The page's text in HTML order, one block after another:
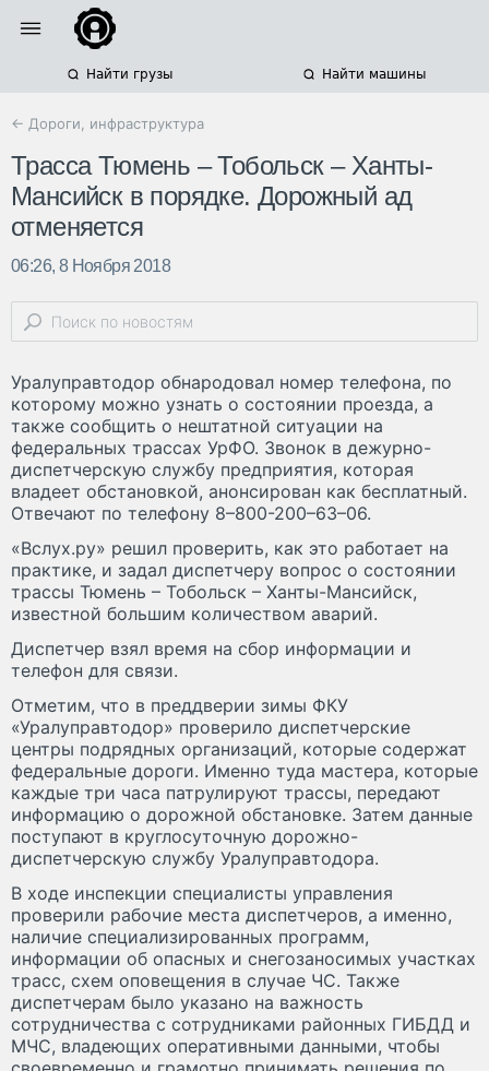
Найти грузы Найти машины
← Дороги, инфраструктура
Трасса Тюмень – Тобольск – Ханты-
Мансийск в порядке. Дорожный ад
отменяется
06:26, 8 Ноября 2018
Уралуправтодор обнародовал номер телефона, по
которому можно узнать о состоянии проезда, а
также сообщить о нештатной ситуации на
федеральных трассах УрФО. Звонок в дежурно-
диспетчерскую службу предприятия, которая
владеет обстановкой, анонсирован как бесплатный.
Отвечают по телефону 8–800-200–63–06.
«Вслух.ру» решил проверить, как это работает на
практике, и задал диспетчеру вопрос о состоянии
трассы Тюмень – Тобольск – Ханты-Мансийск,
известной большим количеством аварий.
Диспетчер взял время на сбор информации и
телефон для связи.
Отметим, что в преддверии зимы ФКУ
«Уралуправтодор» проверило диспетчерские
центры подрядных организаций, которые содержат
федеральные дороги. Именно туда мастера, которые
каждые три часа патрулируют трассы, передают
информацию о дорожной обстановке. Затем данные
поступают в круглосуточную дорожно-
диспетчерскую службу Уралуправтодора.
В ходе инспекции специалисты управления
проверили рабочие места диспетчеров, а именно,
наличие специализированных программ,
информации об опасных и снегозаносимых участках
трасс, схем оповещения в случае ЧС. Также
диспетчерам было указано на важность
сотрудничества с сотрудниками районных ГИБДД и
МЧС, владеющих оперативными данными, чтобы